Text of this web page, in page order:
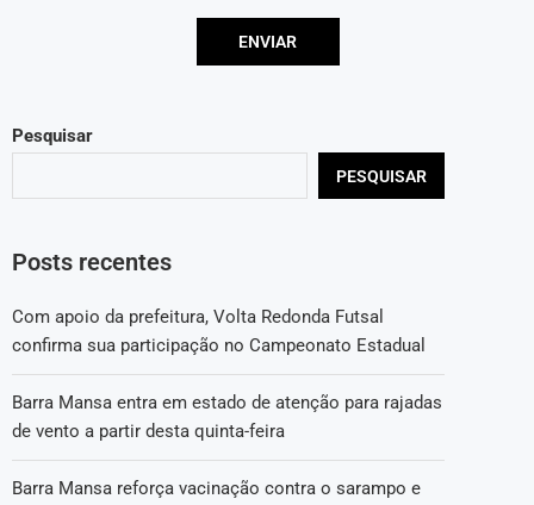
Pesquisar
PESQUISAR
Posts recentes
Com apoio da prefeitura, Volta Redonda Futsal
confirma sua participação no Campeonato Estadual
Barra Mansa entra em estado de atenção para rajadas
de vento a partir desta quinta-feira
Barra Mansa reforça vacinação contra o sarampo e